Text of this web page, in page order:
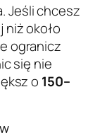
Jeśli chcesz
około
ogranicz
się nie
o 150–